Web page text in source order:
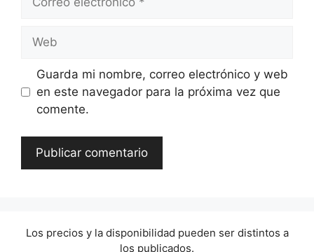
Web
Guarda mi nombre, correo electrónico y web
en este navegador para la próxima vez que
comente.
Los precios y la disponibilidad pueden ser distintos a
los publicados.